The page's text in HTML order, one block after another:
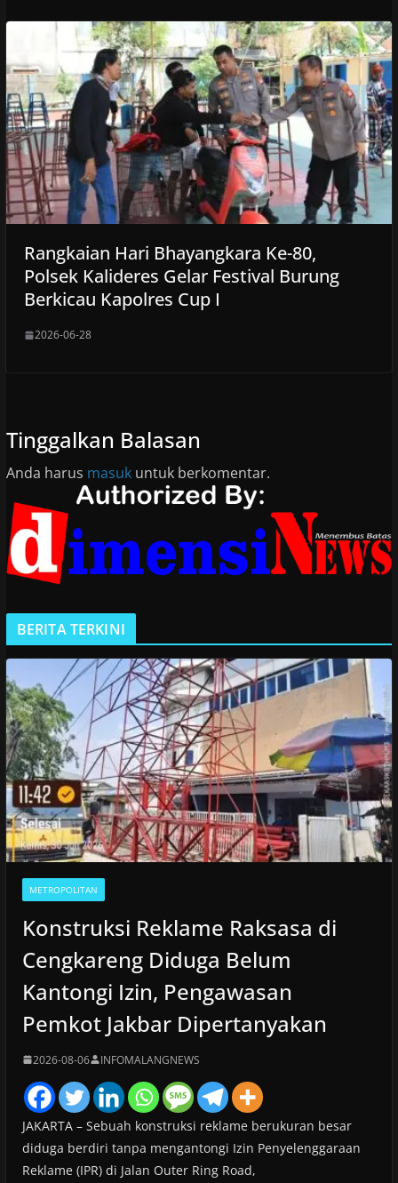
Rangkaian Hari Bhayangkara Ke-80,
Polsek Kalideres Gelar Festival Burung
Berkicau Kapolres Cup I
2026-06-28
Tinggalkan Balasan
Anda harus masukuntuk berkomentar.
BERITA TERKINI
METROPOLITAN
Konstruksi Reklame Raksasa di
Cengkareng Diduga Belum
Kantongi Izin, Pengawasan
Pemkot Jakbar Dipertanyakan
2026-08-06 INFOMALANGNEWS
JAKARTA – Sebuah konstruksi reklame berukuran besar
diduga berdiri tanpa mengantongi Izin Penyelenggaraan
Reklame (IPR) di Jalan Outer Ring Road,